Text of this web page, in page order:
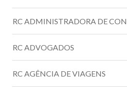
RC ADMINISTRADORA DE
RC ADVOGADOS
RC AGÊNCIA DE VIAGENS